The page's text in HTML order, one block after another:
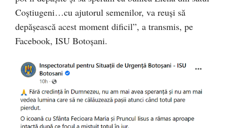
Coștiugeni…cu ajutorul semenilor, va reuși să
depășească acest moment dificil”, a transmis, pe
Facebook, ISU Botoșani.